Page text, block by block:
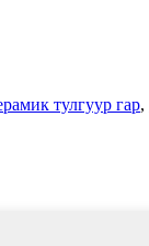
тулгуур гар,